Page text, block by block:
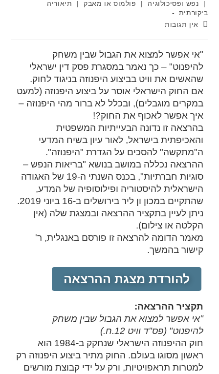
|
נפש ופסיכולוגיה | פולמוס או מאבק |
תיאוריה
ביקורתית
אין תגובות
"אי אפשר למצוא את הגבול שבין משחק
להיפנוט" – כך נאמר במסגרת פסק דין ישראלי
שהאשים את וויט בביצוע היפנוזה בניגוד לחוק.
אם החוק הישראלי אוסר על ביצוע היפנוזה (למעט
במקרים מוגבלים), ובכלל לא ברור מהי היפנוזה –
איך אפשר לאכוף את החוק?!
בהרצאה זו נדונה הבעייתיות המשפטית
והאכיפתית בישראל, לאור עיון בשיח המדעי
ה"מתקשה" להסכים על הגדרת "היפנוזה".
ההרצאה נכללה במושב בנושא "בריאות הנפש –
סוגיות חברתיות", בכנס השנתי ה-19 של האגודה
הישראלית להיסטוריה ופילוסופיה של המדע,
שהתקיים במכון ון ליר בירושלים ב-16 ביוני 2019.
ניתן לעיין בתקציר ההרצאה ובמצגת שלה (אין
הקלטה או צילום).
מאמר הדומה להרצאה זו פורסם באנגלית, ר'
קישור בהמשך.
להורדת מצגת ההרצאה
תקציר ההרצאה:
"אי אפשר למצוא את הגבול שבין משחק
להיפנוט" (פס"ד וויט 12.ח.)
חוק ההיפנוזה הישראלי שנחקק ב-1984 הוא
ראשון מסוגו בעולם. החוק מתיר ביצוע היפנוזה רק
למטרות תראפויטיות, ורק על ידי קבוצת מורשים